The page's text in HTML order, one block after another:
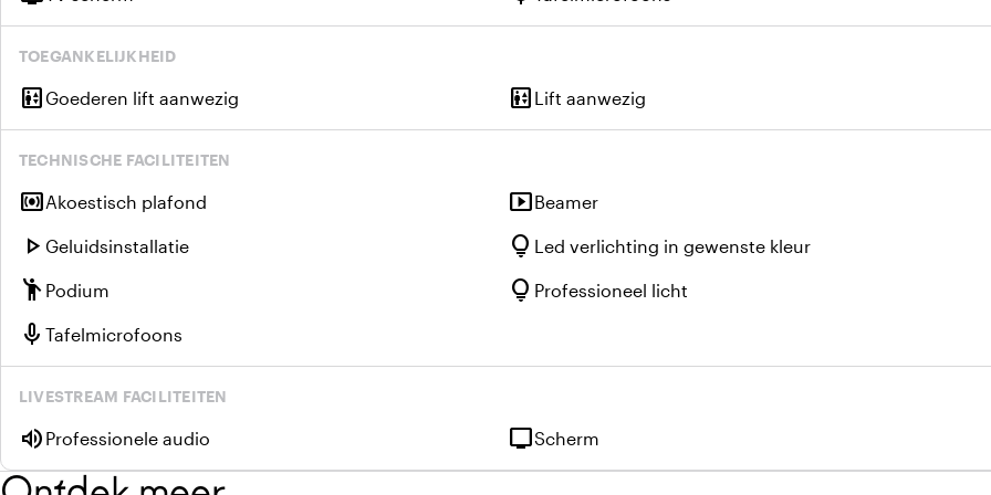
TOEGANKELIJKHEID
elevatorGoederen lift aanwezig elevator Lift aanwezig
TECHNISCHE FACILITEITEN
surround_soundAkoestisch plafond smart_displayBeamer
play_arrow Geluidsinstallatie lightbulb Led verlichting in gewenste kleur
emoji_people Podium lightbulb Professioneel licht
mic Tafelmicrofoons
LIVESTREAM FACILITEITEN
volume_up Professionele audio tvScherm